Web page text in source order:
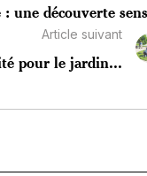
: une découverte
Article suivant
pour le jardin...